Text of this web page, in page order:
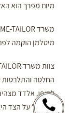
מיום מפרך הוא
מיטלמן הוקמה
החלטה והתלבטות
לסופו. אלדד
במקביל על הצד